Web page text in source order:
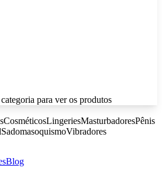
para ver os produtos
CosméticosLingeriesMasturbadoresPênis
SadomasoquismoVibradores
Blog